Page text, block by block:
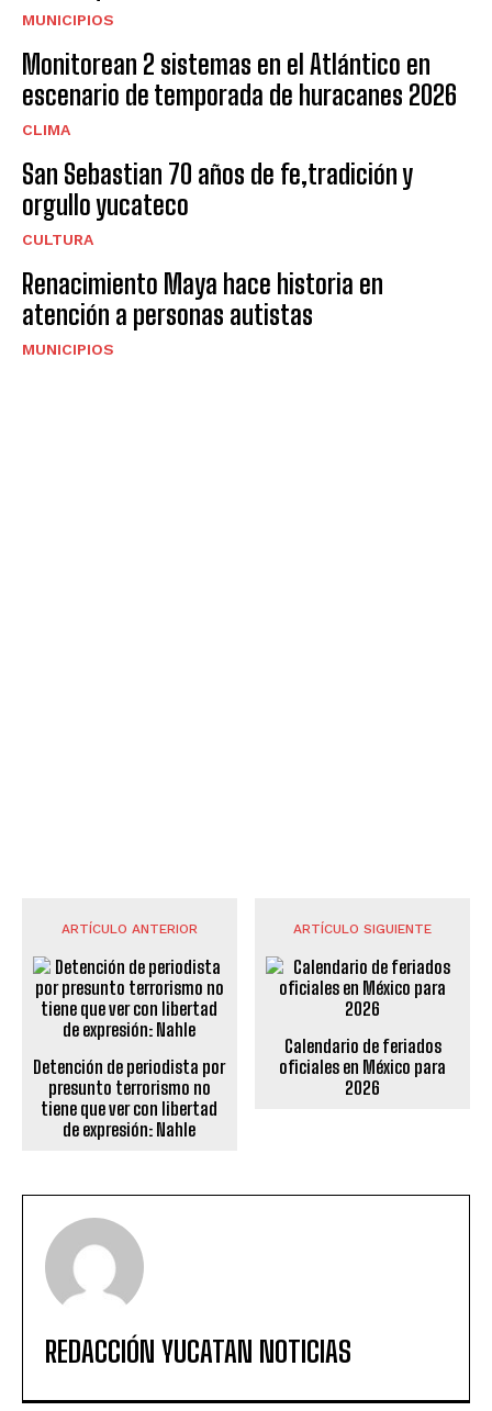
MUNICIPIOS
Monitorean 2 sistemas en el Atlántico en
escenario de temporada de huracanes 2026
CLIMA
San Sebastian 70 años de fe,tradición y
orgullo yucateco
CULTURA
Renacimiento Maya hace historia en
atención a personas autistas
MUNICIPIOS
ARTÍCULO ANTERIOR
Detención de periodista por
presunto terrorismo no
tiene que ver con libertad
de expresión: Nahle
ARTÍCULO SIGUIENTE
Calendario de feriados
oficiales en México para
2026
REDACCIÓN YUCATAN NOTICIAS